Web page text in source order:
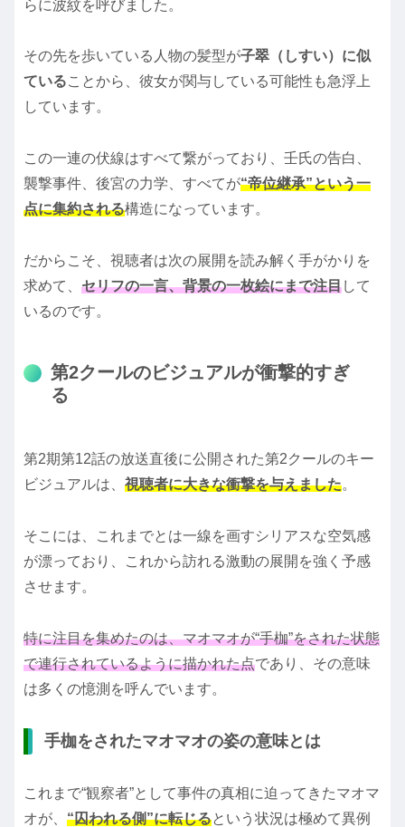
らに波紋を呼びました。
その先を歩いている人物の髪型が子翠（しすい）に似
ていることから、彼女が関与している可能性も急浮上
しています。
この一連の伏線はすべて繋がっており、壬氏の告白、
襲撃事件、後宮の力学、すべてが“帝位継承”という一
点に集約される構造になっています。
だからこそ、視聴者は次の展開を読み解く手がかりを
求めて、 セリフの一言、背景の一枚絵にまで注目して
いるのです。
第2クールのビジュアルが衝撃的すぎ
る
第2期第12話の放送直後に公開された第2クールのキー
ビジュアルは、 視聴者に大きな衝撃を与えました。
そこには、これまでとは一線を画すシリアスな空気感
が漂っており、これから訪れる激動の展開を強く予感
させます。
特に注目を集めたのは、マオマオが“手枷”をされた状態
で連行されているように描かれた点であり、その意味
は多くの憶測を呼んでいます。
手枷をされたマオマオの姿の意味とは
これまで“観察者”として事件の真相に迫ってきたマオマ
オが、 “囚われる側”に転じるという状況は極めて異例